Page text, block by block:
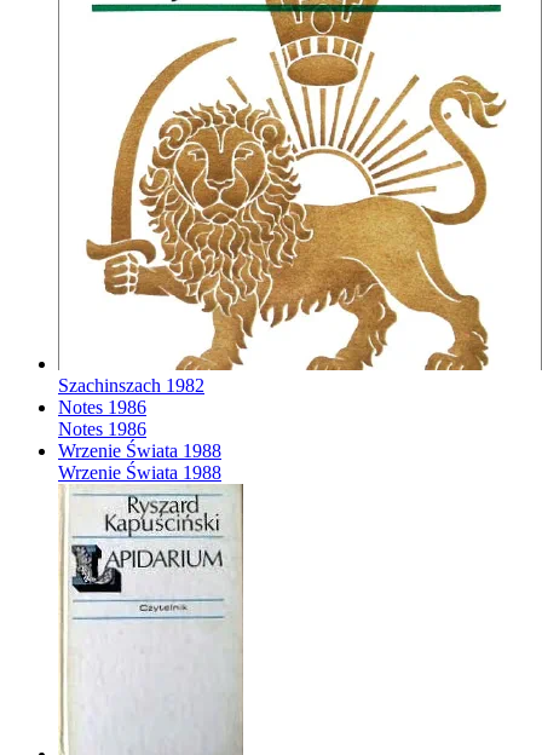
Szachinszach 1982
Notes 1986
Notes 1986
Wrzenie Świata 1988
Wrzenie Świata 1988